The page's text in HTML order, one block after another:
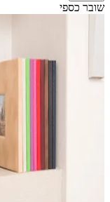
שובר כספי